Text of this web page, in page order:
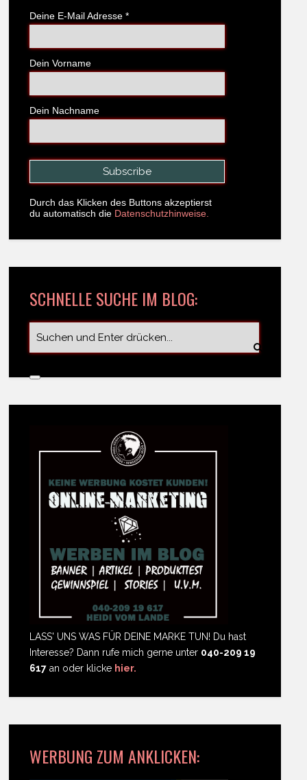
Deine E-Mail Adresse *
Dein Vorname
Dein Nachname
Durch das Klicken des Buttons akzeptierst
du automatisch die Datenschutzhinweise.
SCHNELLE SUCHE IM BLOG:
LASS' UNS WAS FÜR DEINE MARKE TUN! Du hast
Interesse? Dann rufe mich gerne unter 040-209 19
617 an oder klicke hier.
WERBUNG ZUM ANKLICKEN: